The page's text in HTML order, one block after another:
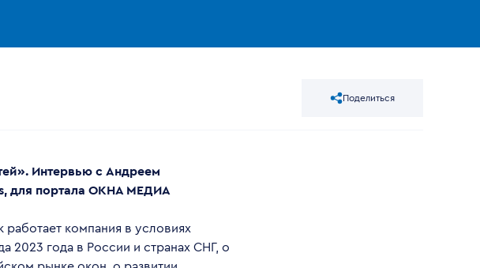
Поделиться
Интервью с Андреем
для портала ОКНА МЕДИА
компания в условиях
2023 года в России и странах СНГ, о